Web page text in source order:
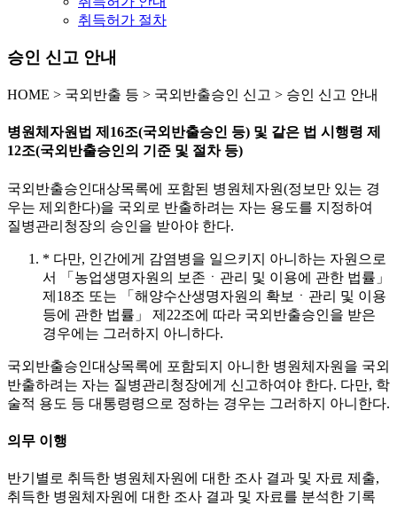
취득허가 절차
승인 신고 안내
HOME > 국외반출 등 > 국외반출승인 신고 > 승인 신고 안내
병원체자원법 제16조(국외반출승인 등) 및 같은 법 시행령 제
12조(국외반출승인의 기준 및 절차 등)
국외반출승인대상목록에 포함된 병원체자원(정보만 있는 경
우는 제외한다)을 국외로 반출하려는 자는 용도를 지정하여
질병관리청장의 승인을 받아야 한다.
* 다만, 인간에게 감염병을 일으키지 아니하는 자원으로
서 「농업생명자원의 보존ㆍ관리 및 이용에 관한 법률」
제18조 또는 「해양수산생명자원의 확보ㆍ관리 및 이용
등에 관한 법률」 제22조에 따라 국외반출승인을 받은
경우에는 그러하지 아니하다.
국외반출승인대상목록에 포함되지 아니한 병원체자원을 국외
반출하려는 자는 질병관리청장에게 신고하여야 한다. 다만, 학
술적 용도 등 대통령령으로 정하는 경우는 그러하지 아니한다.
의무 이행
반기별로 취득한 병원체자원에 대한 조사 결과 및 자료 제출,
취득한 병원체자원에 대한 조사 결과 및 자료를 분석한 기록